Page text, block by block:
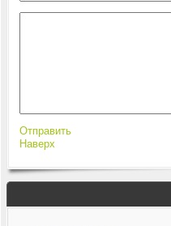
Отправить
Наверх